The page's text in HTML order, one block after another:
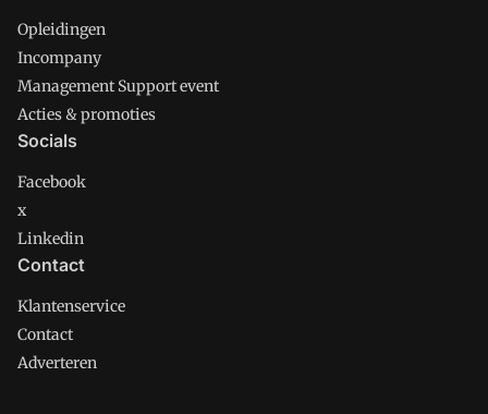
Opleidingen
Incompany
Management Support event
Acties & promoties
Socials
Facebook
x
Linkedin
Contact
Klantenservice
Contact
Adverteren